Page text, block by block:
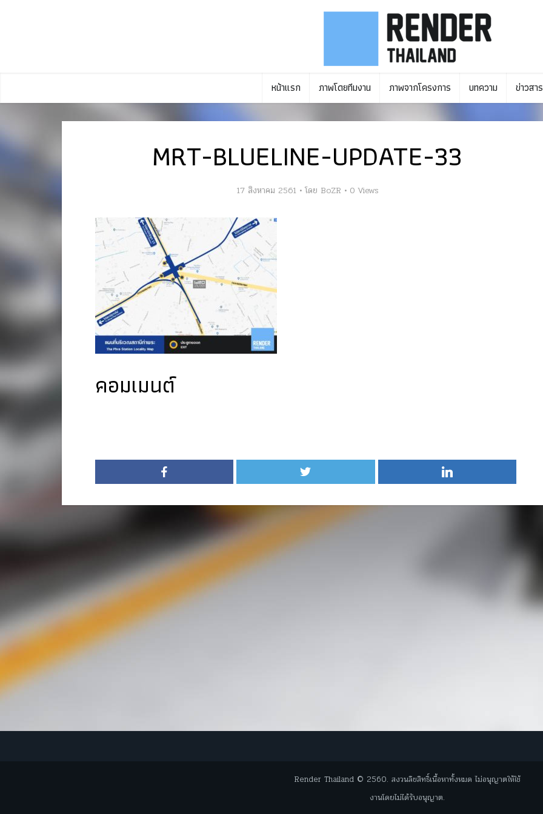
หน้าแรก ภาพโดยทีมงาน ภาพจากโครงการ บทความ ข่าวสาร
MRT-BLUELINE-UPDATE-33
17 สิงหาคม 2561 โดย BoZR 0 Views
คอมเมนต์
Render Thailand © 2560. สงวนลิขสิทธิ์เนื้อหาทั้งหมด ไม่อนุญาตให้ใช้
งานโดยไม่ได้รับอนุญาต.